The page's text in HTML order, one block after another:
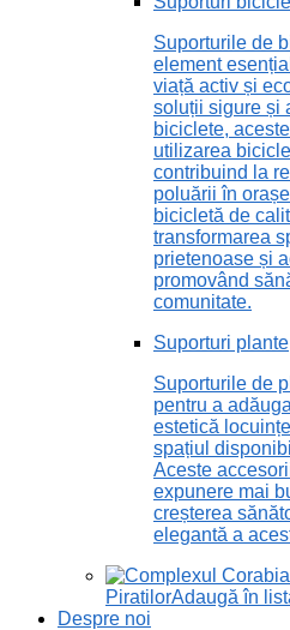
Suporturile de
element
viață activ și
soluții sigure și
biciclete,
utilizarea
contribuind la
poluării în
bicicletă de
transformarea
prietenoase și
promovând
comunitate.
Suporturi plante
Suporturile de
pentru a
estetică
spațiul
Aceste
expunere mai
creșterea
elegantă a
PiratilorAdaugă în
Despre noi